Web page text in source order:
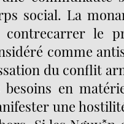
social. La
contrecarrer le
comme
du conflit
besoins en
une